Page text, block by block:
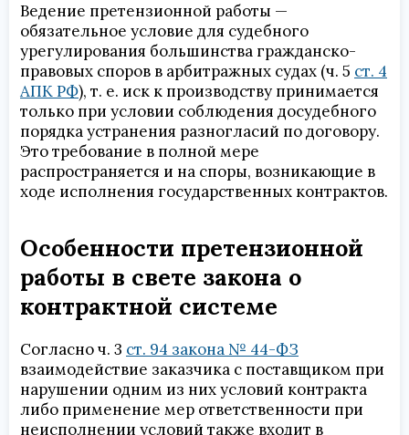
Ведение претензионной работы —
обязательное условие для судебного
урегулирования большинства гражданско-
правовых споров в арбитражных судах (ч. 5 ст. 4
АПК РФ), т. е. иск к производству принимается
только при условии соблюдения досудебного
порядка устранения разногласий по договору.
Это требование в полной мере
распространяется и на споры, возникающие в
ходе исполнения государственных контрактов.
Особенности претензионной
работы в свете закона о
контрактной системе
Согласно ч. 3 ст. 94 закона № 44-ФЗ
взаимодействие заказчика с поставщиком при
нарушении одним из них условий контракта
либо применение мер ответственности при
неисполнении условий также входит в